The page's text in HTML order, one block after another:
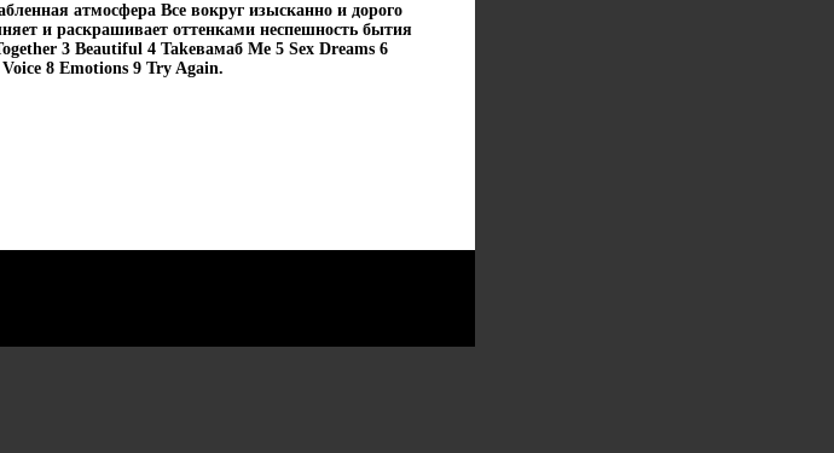
атмосфера Все вокруг изысканно и дорого
и раскрашивает оттенками неспешность бытия
3 Beautiful 4 Takeвамаб Me 5 Sex Dreams 6
8 Emotions 9 Try Again.